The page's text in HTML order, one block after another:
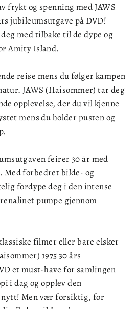
frykt og spenning med JAWS
jubileumsutgave på DVD!
med tilbake til de dype og
Amity Island.
reise mens du følger kampen
JAWS (Haisommer) tar deg
opplevelse, der du vil kjenne
mens du holder pusten og
feirer 30 år med
Med forbedret bilde- og
fordype deg i den intense
pumpe gjennom
filmer eller bare elsker
1975 30 års
et must-have for samlingen
i dag og opplev den
nytt! Men vær forsiktig, for